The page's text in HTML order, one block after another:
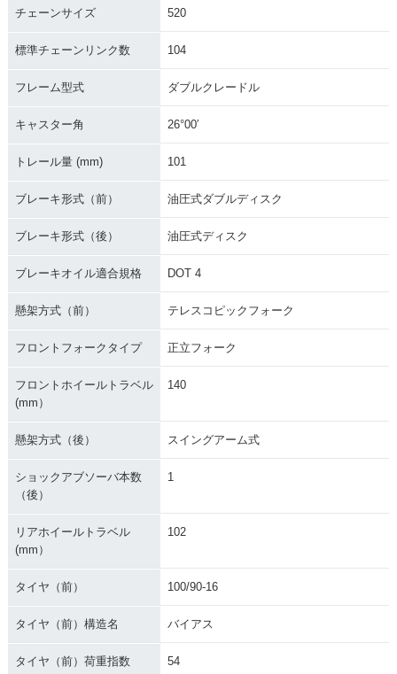
チェーンサイズ 520
標準チェーンリンク数 104
フレーム型式 ダブルクレードル
キャスター角 26°00′
トレール量 (mm) 101
ブレーキ形式（前） 油圧式ダブルディスク
ブレーキ形式（後） 油圧式ディスク
ブレーキオイル適合規格 DOT 4
懸架方式（前） テレスコピックフォーク
フロントフォークタイプ 正立フォーク
フロントホイールトラベル
(mm）
140
懸架方式（後） スイングアーム式
ショックアブソーバ本数
（後）
1
リアホイールトラベル
(mm）
102
タイヤ（前） 100/90-16
タイヤ（前）構造名 バイアス
タイヤ（前）荷重指数 54